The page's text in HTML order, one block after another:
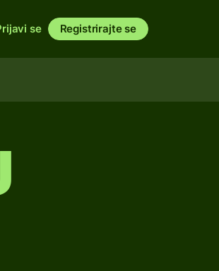
se Registrirajte se